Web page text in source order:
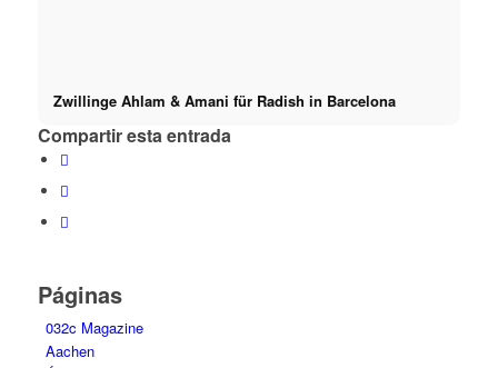
Zwillinge Ahlam & Amani für Radish in Barcelona
Compartir esta entrada
Páginas
032c Magazine
Aachen